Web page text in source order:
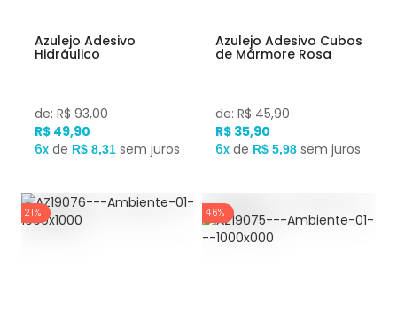
Azulejo Adesivo
Hidráulico
de: R$ 93,00
R$ 49,90
6x de R$ 8,31 sem juros
Azulejo Adesivo Cubos
de Mármore Rosa
de: R$ 45,90
R$ 35,90
6x de R$ 5,98 sem juros
21% 46%